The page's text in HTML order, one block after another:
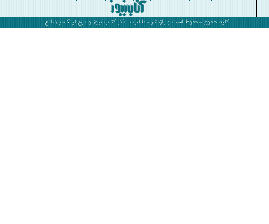
کلیه حقوق محفوظ است و بازنشر مطالب با ذکرکتاب نیوز و درج لینک، بلامانع .